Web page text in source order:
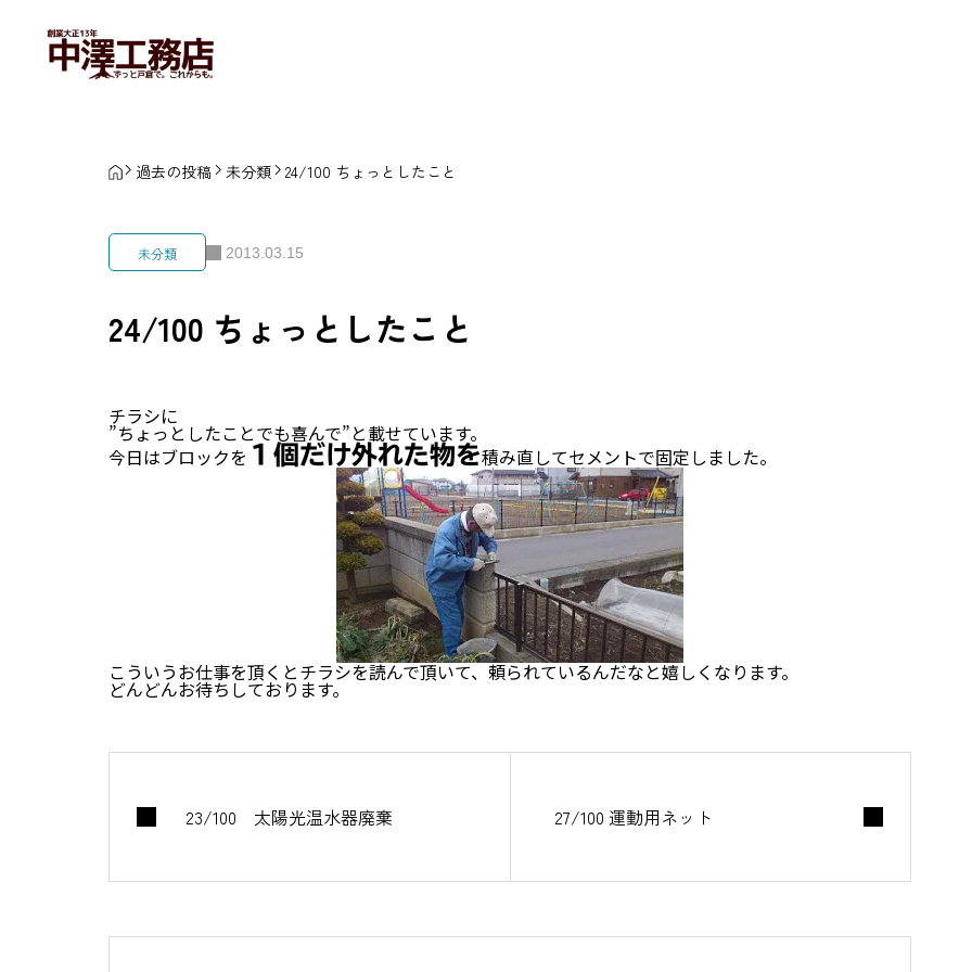
過去の投稿 未分類 24/100 ちょっとしたこと
未分類 2013.03.15
24/100 ちょっとしたこと
チラシに
”ちょっとしたことでも喜んで”と載せています。
今日はブロックを １個だけ外れた物を積み直してセメントで固定しました。
こういうお仕事を頂くとチラシを読んで頂いて、頼られているんだなと嬉しくなります。
どんどんお待ちしております。
23/100 太陽光温水器廃棄 27/100 運動用ネット